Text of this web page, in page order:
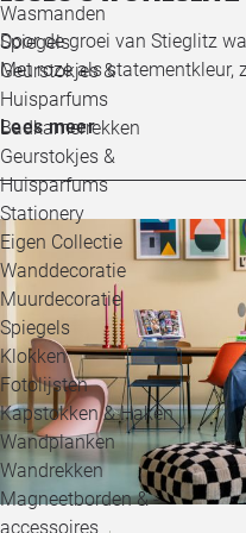
Wasmanden
Spiegels
Geurstokjes &
Huisparfums
Badkamerrekken
Geurstokjes &
Huisparfums
Stationery
Eigen Collectie
Wanddecoratie
Muurdecoratie
Spiegels
Klokken
Fotolijsten
Kapstokken & Haken
Wandplanken
Wandrekken
Magneetborden & -
accessoires
Door de groei van Stieglitz
Met roze als statementkleur,
Lees meer